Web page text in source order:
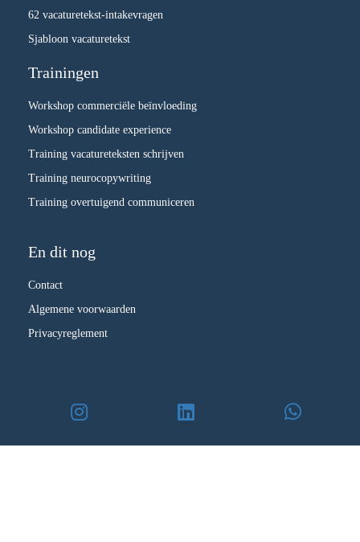
62 vacaturetekst-intakevragen
Sjabloon vacaturetekst
Trainingen
Workshop commerciële beïnvloeding
Workshop candidate experience
Training vacatureteksten schrijven
Training neurocopywriting
Training overtuigend communiceren
En dit nog
Contact
Algemene voorwaarden
Privacyreglement